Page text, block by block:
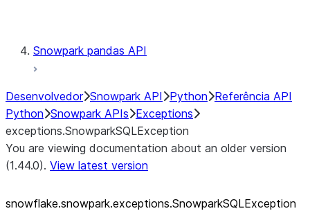
Snowpark pandas API
Desenvolvedor Snowpark API Python Referência API
Python Snowpark APIs Exceptions
exceptions.SnowparkSQLException
You are viewing documentation about an older version
(1.44.0). View latest version
snowflake.snowpark.exceptions.SnowparkSQLException